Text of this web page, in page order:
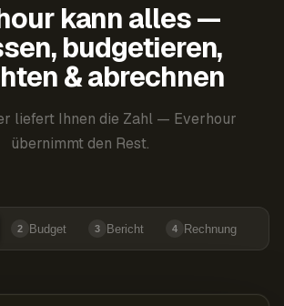
kann alles —
budgetieren,
& abrechnen
liefert Ihnen die Zahl — Everhour
übernimmt den Rest.
2 Budget 3 Bericht 4 Rechnung